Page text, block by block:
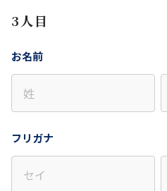
3人目
お名前
フリガナ